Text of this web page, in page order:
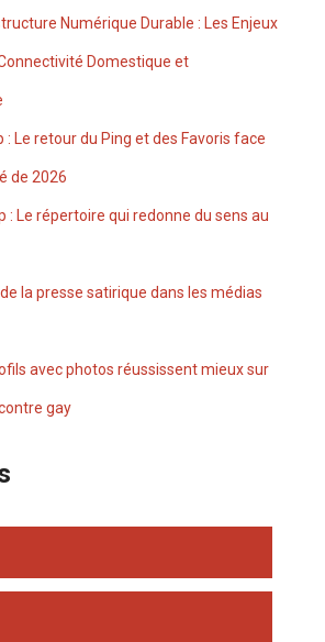
Domestique et
de 2026
gay